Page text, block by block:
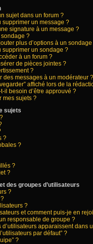
sujet dans un forum ?
un message ?
signature à un message ?
?
plus d’options à un sondage
supprimer un sondage ?
à un forum ?
de pièces jointes ?
?
des messages à un modérateur ?
affiché lors de la
il besoin d’être approuvé ?
mes sujets ?
sujets
?
?
?
?
des groupes d’utilisateurs
?
?
et comment puis-je en
responsable de groupe ?
apparaissent dans
par défaut” ?
?